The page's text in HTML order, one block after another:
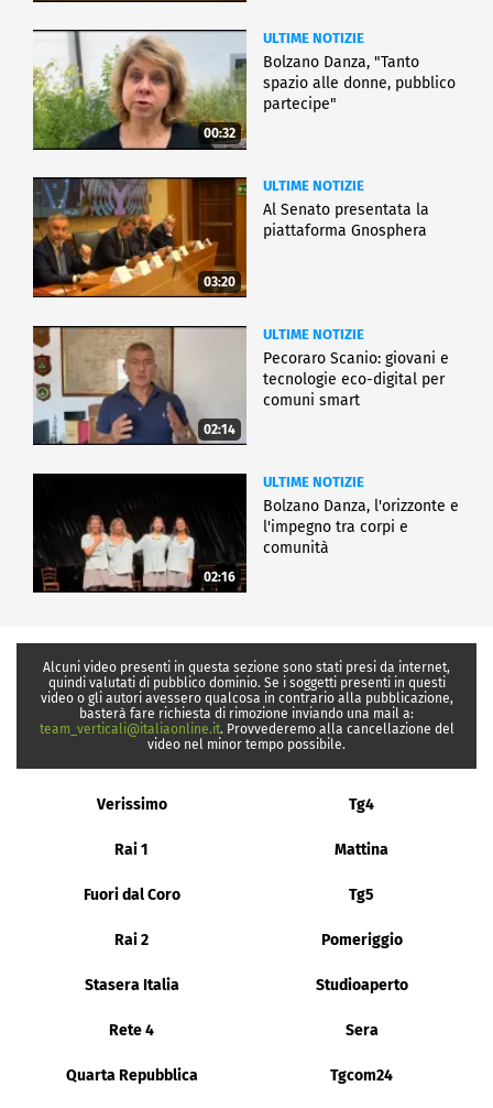
00:32
ULTIME NOTIZIE
Bolzano Danza, "Tanto
spazio alle donne, pubblico
partecipe"
03:20
ULTIME NOTIZIE
Al Senato presentata la
piattaforma Gnosphera
02:14
ULTIME NOTIZIE
Pecoraro Scanio: giovani e
tecnologie eco-digital per
comuni smart
02:16
ULTIME NOTIZIE
Bolzano Danza, l'orizzonte e
l'impegno tra corpi e
comunità
Alcuni video presenti in questa sezione sono stati presi da internet,
quindi valutati di pubblico dominio. Se i soggetti presenti in questi
video o gli autori avessero qualcosa in contrario alla pubblicazione,
basterà fare richiesta di rimozione inviando una mail a:
team_verticali@italiaonline.it. Provvederemo alla cancellazione del
video nel minor tempo possibile.
Verissimo Tg4
Rai 1 Mattina
Fuori dal Coro Tg5
Rai 2 Pomeriggio
Stasera Italia Studioaperto
Rete 4 Sera
Quarta Repubblica Tgcom24